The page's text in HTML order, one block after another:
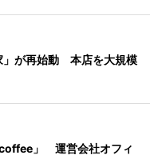
」が再始動 本店を大規模
」 運営会社オフィ